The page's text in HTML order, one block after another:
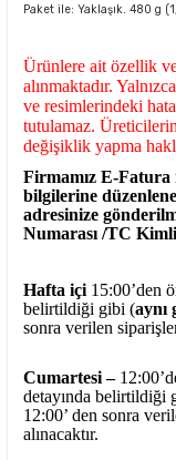
Paket ile: Yaklaşık. 480 g
Ürünlere ait özellik
alınmaktadır.
ve resimlerindeki
tutulamaz.
değişiklik yapma
Firmamız E-
bilgilerine
adresinize
Numarası /TC
Hafta içi 15:00’den
belirtildiği gibi (aynı
sonra verilen
Cumartesi –
detayında belirtildiği
12:00’ den sonra
alınacaktır.